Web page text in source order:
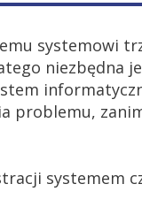
systemowi
niezbędna
problemu,
systemem